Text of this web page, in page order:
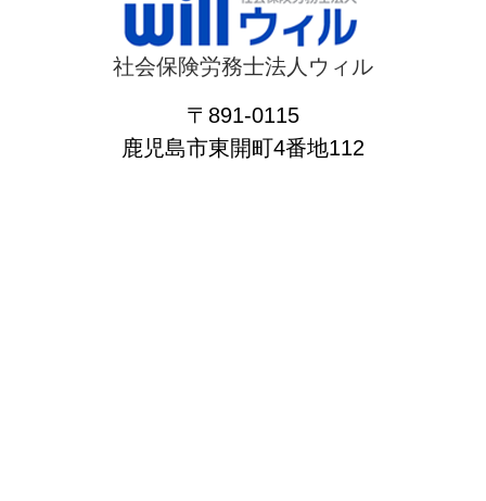
社会保険労務士法人ウィル
〒891-0115
鹿児島市東開町4番地112